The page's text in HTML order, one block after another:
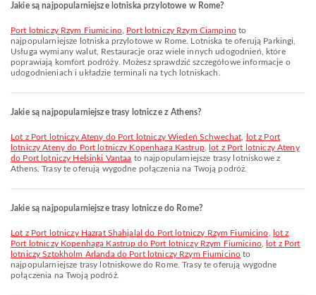
Jakie są najpopularniejsze lotniska przylotowe w Rome?
Port lotniczy Rzym Fiumicino, Port lotniczy Rzym Ciampinoto
najpopularniejsze lotniska przylotowe w Rome. Lotniska te oferują Parkingi,
Usługa wymiany walut, Restauracje oraz wiele innych udogodnień, które
poprawiają komfort podróży. Możesz sprawdzić szczegółowe informacje o
udogodnieniach i układzie terminali na tych lotniskach.
Jakie są najpopularniejsze trasy lotnicze z Athens?
lot z Port lotniczy Ateny do Port lotniczy Wiedeń Schwechat
lot z Port
lotniczy Ateny do Port lotniczy Kopenhaga Kastrup,
lot z Port lotniczy Ateny
do Port lotniczy Helsinki Vantaa to najpopularniejsze trasy lotniskowe z
Athens. Trasy te oferują wygodne połączenia na Twoją podróż.
Jakie są najpopularniejsze trasy lotnicze do Rome?
lot z Port lotniczy Hazrat Shahjalal do Port lotniczy Rzym Fiumicino
lot z
Port lotniczy Kopenhaga Kastrup do Port lotniczy Rzym Fiumicino,
lot z Port
lotniczy Sztokholm Arlanda do Port lotniczy Rzym Fiumicino to
najpopularniejsze trasy lotniskowe do Rome. Trasy te oferują wygodne
połączenia na Twoją podróż.